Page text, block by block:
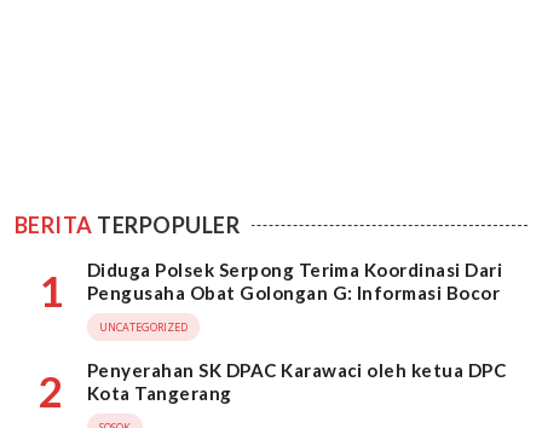
BERITA TERPOPULER
1
Diduga Polsek Serpong Terima Koordinasi Dari
Pengusaha Obat Golongan G: Informasi Bocor
UNCATEGORIZED
2
Penyerahan SK DPAC Karawaci oleh ketua DPC
Kota Tangerang